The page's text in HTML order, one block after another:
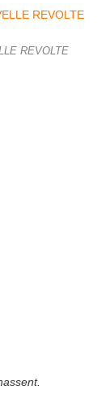
REVOLTE